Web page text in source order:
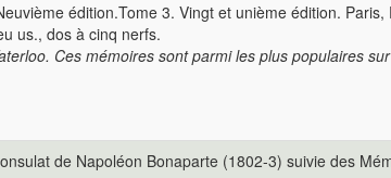
édition.Tome 3. Vingt et unième édition.
us., dos à cinq nerfs.
Ces mémoires sont parmi les plus populaires
de Napoléon Bonaparte (1802-3) suivie des